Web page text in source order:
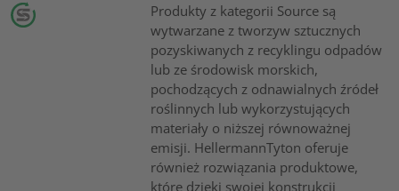
Produkty z kategorii Source są
wytwarzane z tworzyw sztucznych
pozyskiwanych z recyklingu odpadów
lub ze środowisk morskich,
pochodzących z odnawialnych źródeł
roślinnych lub wykorzystujących
materiały o niższej równoważnej
emisji. HellermannTyton oferuje
również rozwiązania produktowe,
które dzięki swojej konstrukcji